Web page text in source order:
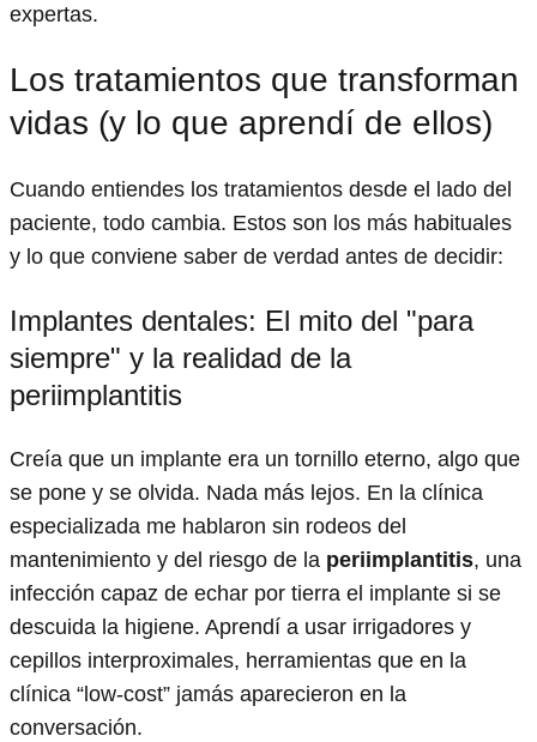
expertas.
Los tratamientos que transforman
vidas (y lo que aprendí de ellos)
Cuando entiendes los tratamientos desde el lado del
paciente, todo cambia. Estos son los más habituales
y lo que conviene saber de verdad antes de decidir:
Implantes dentales: El mito del "para
siempre" y la realidad de la
periimplantitis
Creía que un implante era un tornillo eterno, algo que
se pone y se olvida. Nada más lejos. En la clínica
especializada me hablaron sin rodeos del
mantenimiento y del riesgo de la periimplantitis, una
infección capaz de echar por tierra el implante si se
descuida la higiene. Aprendí a usar irrigadores y
cepillos interproximales, herramientas que en la
clínica “low-cost” jamás aparecieron en la
conversación.